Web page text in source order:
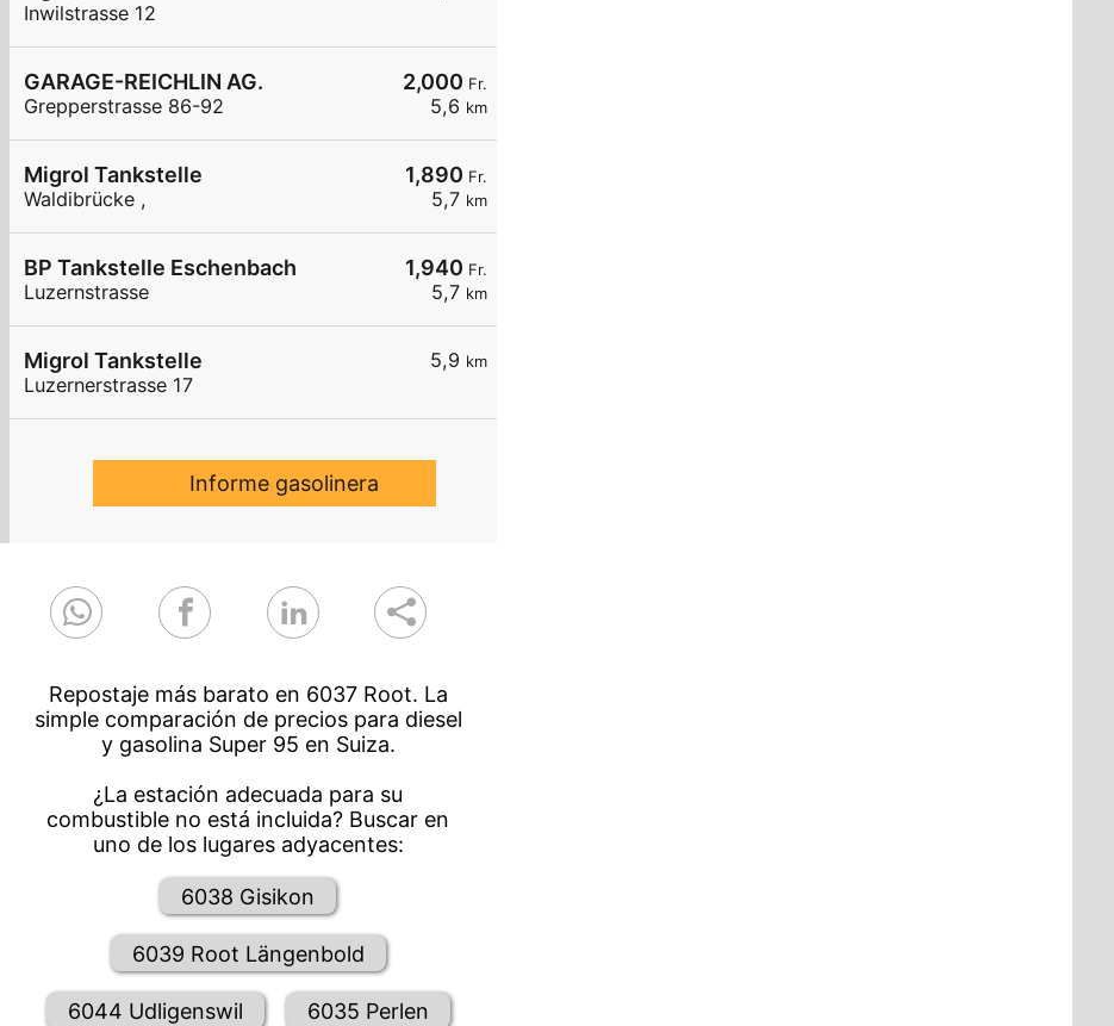
Inwilstrasse 12
2,000 Fr.
5,6 km
GARAGE-REICHLIN AG.
Grepperstrasse 86-92
1,890 Fr.
5,7 km
Migrol Tankstelle
Waldibrücke ,
1,940 Fr.
5,7 km
BP Tankstelle Eschenbach
Luzernstrasse
5,9 km
Migrol Tankstelle
Luzernerstrasse 17
Informe gasolinera
Repostaje más barato en 6037 Root. La
simple comparación de precios para diesel
y gasolina Super 95 en Suiza.
¿La estación adecuada para su
combustible no está incluida? Buscar en
uno de los lugares adyacentes:
6038 Gisikon
6039 Root Längenbold
6044 Udligenswil 6035 Perlen